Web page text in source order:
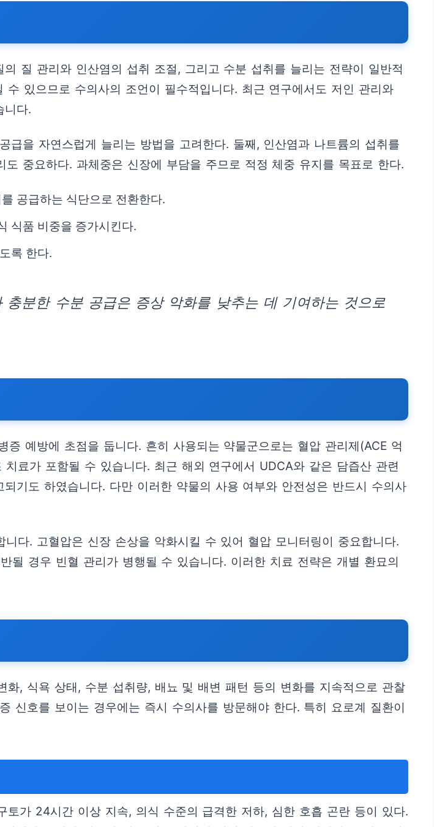
질 관리와 인산염의 섭취 조절, 그리고 수분 섭취를 늘리는 전략이 일반적
있으므로 수의사의 조언이 필수적입니다. 최근 연구에서도 저인 관리와
니다.
을 자연스럽게 늘리는 방법을 고려한다. 둘째, 인산염과 나트륨의 섭취를
중요하다. 과체중은 신장에 부담을 주므로 적정 체중 유지를 목표로 한다.
공급하는 식단으로 전환한다.
식품 비중을 증가시킨다.
록 한다.
분한 수분 공급은 증상 악화를 낮추는 데 기여하는 것으로
예방에 초점을 둡니다. 흔히 사용되는 약물군으로는 혈압 관리제(ACE 억
료가 포함될 수 있습니다. 최근 해외 연구에서 UDCA와 같은 담즙산 관련
기도 하였습니다. 다만 이러한 약물의 사용 여부와 안전성은 반드시 수의사
다. 고혈압은 신장 손상을 악화시킬 수 있어 혈압 모니터링이 중요합니다.
경우 빈혈 관리가 병행될 수 있습니다. 이러한 치료 전략은 개별 환묘의
, 식욕 상태, 수분 섭취량, 배뇨 및 배변 패턴 등의 변화를 지속적으로 관찰
신호를 보이는 경우에는 즉시 수의사를 방문해야 한다. 특히 요로계 질환이
가 24시간 이상 지속, 의식 수준의 급격한 저하, 심한 호흡 곤란 등이 있다.